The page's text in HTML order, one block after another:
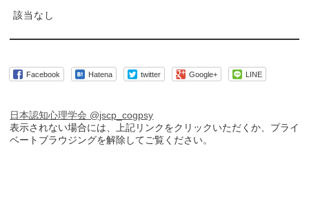
該当なし
Facebook Hatena twitter Google+ LINE
日本認知心理学会 @jscp_cogpsy
表示されない場合には、上記リンクをクリックいただくか、プライ
ベートブラウジングを解除してご覧ください。